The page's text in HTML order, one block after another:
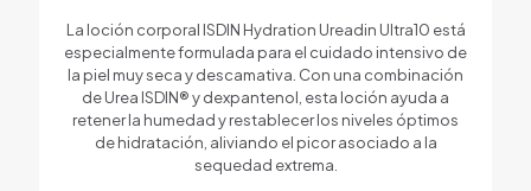
La loción corporal ISDIN Hydration Ureadin Ultra10 está
especialmente formulada para el cuidado intensivo de
la piel muy seca y descamativa. Con una combinación
de Urea ISDIN® y dexpantenol, esta loción ayuda a
retener la humedad y restablecer los niveles óptimos
de hidratación, aliviando el picor asociado a la
sequedad extrema.